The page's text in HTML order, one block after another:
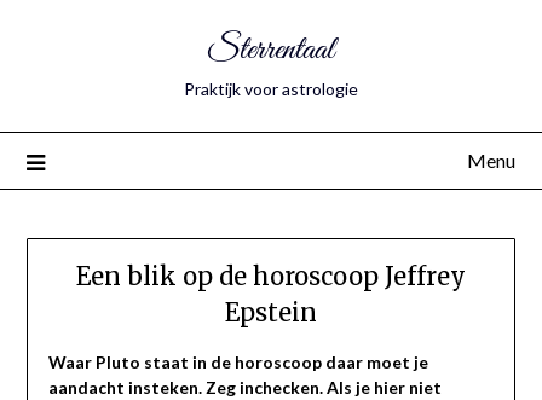
Sterrentaal
Praktijk voor astrologie
Menu
Een blik op de horoscoop Jeffrey
Epstein
Waar Pluto staat in de horoscoop daar moet je
aandacht insteken. Zeg inchecken. Als je hier niet